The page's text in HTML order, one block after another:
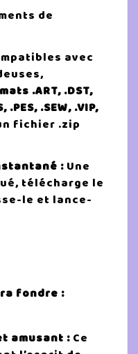
de
avec
.ART, .DST,
.PES, .SEW, .VIP,
fichier .zip
: Une
télécharge le
le et lance-
fondre :
amusant : Ce